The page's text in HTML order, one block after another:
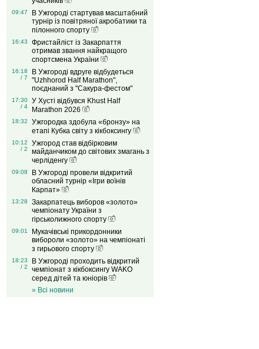
09:47
В Ужгороді стартував масштабний
турнір із повітряної акробатики та
пілонного спорту
16:43
Фристайліст із Закарпаття
отримав звання найкращого
спортсмена України
16:18
/ 7
В Ужгороді вдруге відбудеться
"Uzhhorod Half Marathon",
поєднаний з "Сакура-фестом"
17:30
/ 4
У Хусті відбувся Khust Half
Marathon 2026
18:32
Ужгородка здобула «бронзу» на
етапі Кубка світу з кікбоксингу
10:12
/ 2
Ужгород став відбірковим
майданчиком до світових змагань з
черліденгу
09:08
В Ужгороді провели відкритий
обласний турнір «Ігри воїнів
Карпат»
13:28
Закарпатець виборов «золото»
чемпіонату України з
гірськолижного спорту
09:01
Мукачівські прикордонники
вибороли «золото» на чемпіонаті
з гирьового спорту
18:23
/ 2
В Ужгороді проходить відкритий
чемпіонат з кікбоксингу WAKO
серед дітей та юніорів
» Всі новини